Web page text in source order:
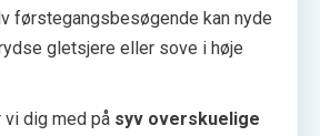
førstegangsbesøgende kan nyde
gletsjere eller sove i høje
vi dig med på syv overskuelige